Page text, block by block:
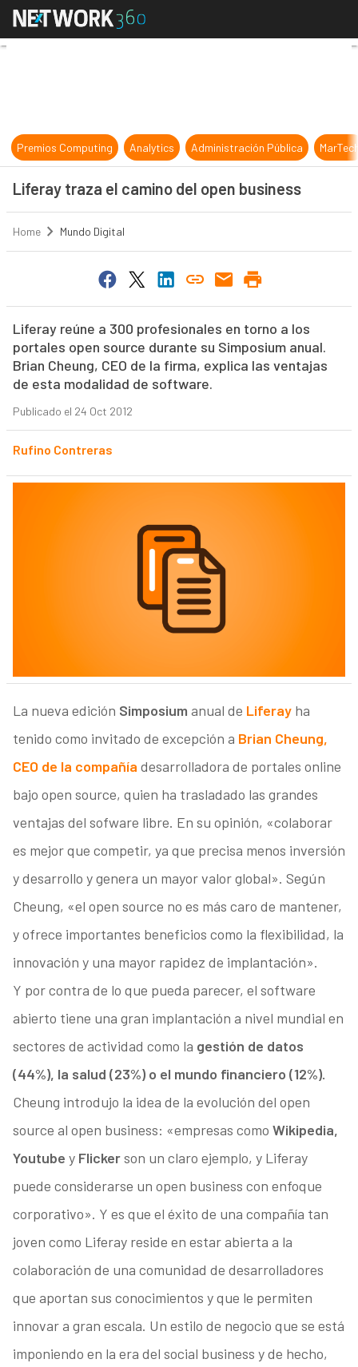
Liferay traza el camino del open
Premios Computing Analytics Administración Pública
Liferay traza el camino del open business
Home Mundo Digital
Liferay reúne a 300 profesionales en torno a los
portales open source durante su Simposium anual.
Brian Cheung, CEO de la firma, explica las ventajas
de esta modalidad de software.
Publicado el 24 Oct 2012
Rufino Contreras
La nueva edición Simposium anual de Liferayha
tenido como invitado de excepción a Brian Cheung,
CEO de la compañía desarrolladora de portales online
bajo open source, quien ha trasladado las grandes
ventajas del sofware libre. En su opinión, «colaborar
es mejor que competir, ya que precisa menos inversión
y desarrollo y genera un mayor valor global». Según
Cheung, «el open source no es más caro de mantener,
y ofrece importantes beneficios como la flexibilidad, la
innovación y una mayor rapidez de implantación».
Y por contra de lo que pueda parecer, el software
abierto tiene una gran implantación a nivel mundial en
sectores de actividad como la gestión de datos
(44%), la salud (23%) o el mundo financiero (12%).
Cheung introdujo la idea de la evolución del open
source al open business: «empresas como Wikipedia,
Youtube y Flickerson un claro ejemplo, y Liferay
puede considerarse un open business con enfoque
corporativo». Y es que el éxito de una compañía tan
joven como Liferay reside en estar abierta a la
colaboración de una comunidad de desarrolladores
que aportan sus conocimientos y que le permiten
innovar a gran escala. Un estilo de negocio que se está
imponiendo en la era del social business y de hecho,